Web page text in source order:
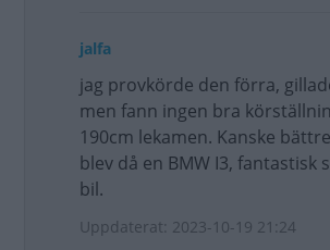
jalfa
jag provkörde den förra,
men fann ingen bra
190cm lekamen. Kanske
blev då en BMW I3, fantastisk
bil.
Uppdaterat: 2023-10-19 21:24